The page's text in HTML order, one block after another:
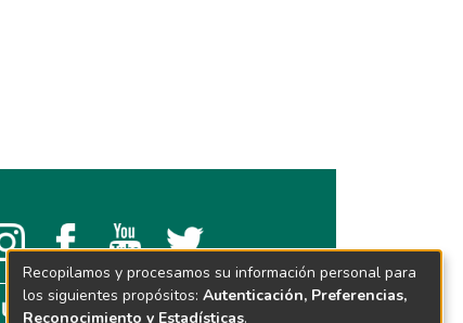
Recopilamos y procesamos su información personal para
los siguientes propósitos: Autenticación, Preferencias,
Reconocimiento y Estadísticas.